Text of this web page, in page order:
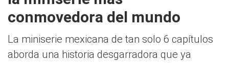
conmovedora del mundo
La miniserie mexicana de tan solo 6 capítulos
aborda una historia desgarradora que ya